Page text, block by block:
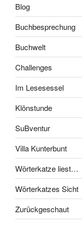
Blog
Buchbesprechung
Buchwelt
Challenges
Im Lesesessel
Klönstunde
SuBventur
Villa Kunterbunt
Wörterkatze liest…
Wörterkatzes Sicht
Zurückgeschaut